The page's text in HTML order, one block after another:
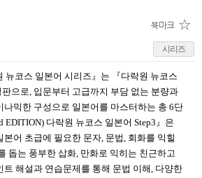
시리즈
뉴코스 일본어 시리즈』는 『다락원 뉴코스
으로, 입문부터 고급까지 부담 없는 분량과
나믹한 구성으로 일본어를 마스터하는 총 6단
EDITION) 다락원 뉴코스 일본어 Step3』은
본어 초급에 필요한 문자, 문법, 회화를 익힐
돕는 풍부한 삽화, 만화로 익히는 친근하고
트 해설과 연습문제를 통해 문법 이해, 다양한